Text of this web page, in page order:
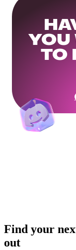
YOU
TO
Find your
out